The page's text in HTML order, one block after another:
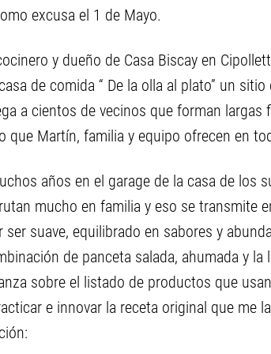
excusa el 1 de Mayo.
y dueño de Casa Biscay en
de comida “ De la olla al plato” un
a cientos de vecinos que forman largas
que Martín, familia y equipo ofrecen en
años en el garage de la casa de los
mucho en familia y eso se transmite
suave, equilibrado en sabores y
de panceta salada, ahumada y la
sobre el listado de productos que
e innovar la receta original que me